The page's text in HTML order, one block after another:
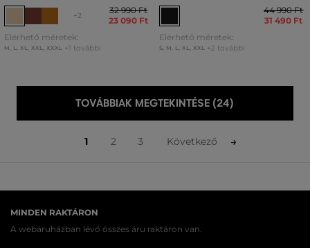
+2
32 990 Ft
23 090 Ft
Elérhető méretek:
M, L, XL, XXL, XXXL +1 további
44 990 Ft
31 490 Ft
Elérhető méretek:
S, M, L, XL, XXL +2 további
TOVÁBBIAK MEGTEKINTÉSE (24)
1 2 3 Következő
MINDEN RAKTÁRON
A webáruházban lévő összes áru raktáron van.